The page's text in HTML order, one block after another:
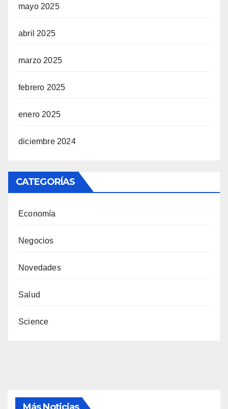
mayo 2025
abril 2025
marzo 2025
febrero 2025
enero 2025
diciembre 2024
CATEGORÍAS
Economía
Negocios
Novedades
Salud
Science